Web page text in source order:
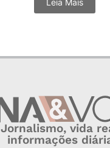
Leia Mais
Jornalismo, vida
informações